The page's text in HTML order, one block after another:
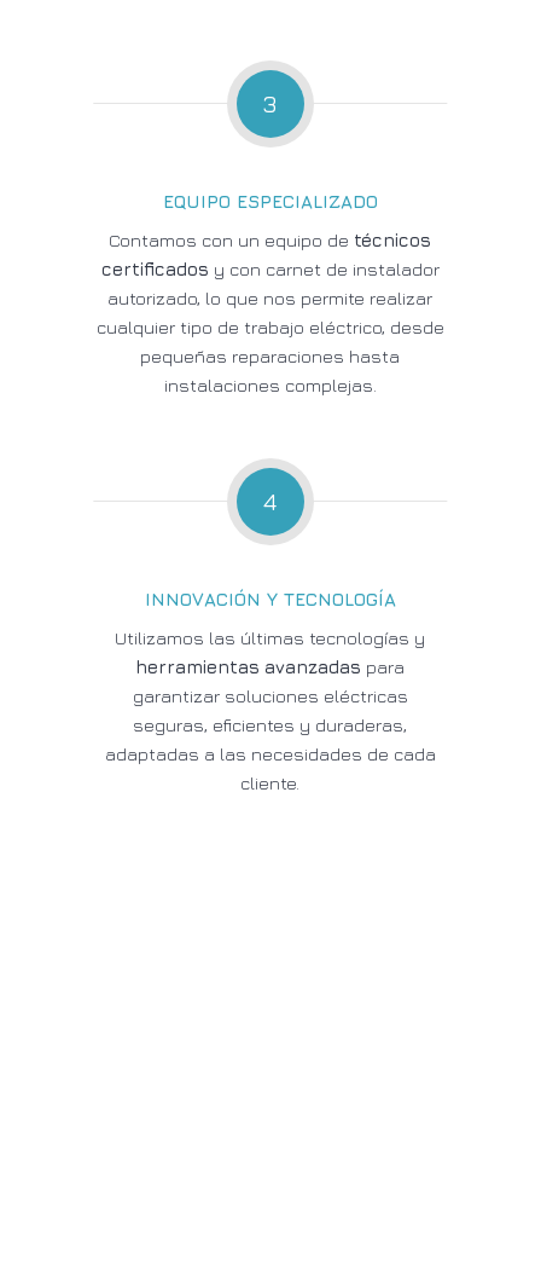
3
EQUIPO ESPECIALIZADO
Contamos con un equipo de técnicos
certificados y con carnet de instalador
autorizado, lo que nos permite realizar
cualquier tipo de trabajo eléctrico, desde
pequeñas reparaciones hasta
instalaciones complejas.
4
INNOVACIÓN Y TECNOLOGÍA
Utilizamos las últimas tecnologías y
herramientas avanzadas para
garantizar soluciones eléctricas
seguras, eficientes y duraderas,
adaptadas a las necesidades de cada
cliente.